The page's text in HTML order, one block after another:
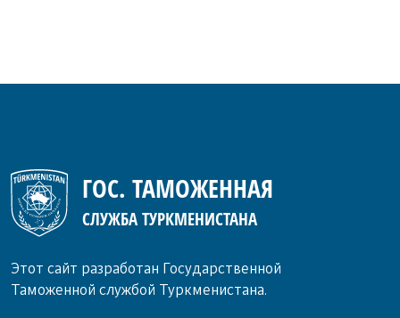
ГОС. ТАМОЖЕННАЯ
СЛУЖБА ТУРКМЕНИСТАНА
Этот сайт разработан Государственной
Таможенной службой Туркменистана.